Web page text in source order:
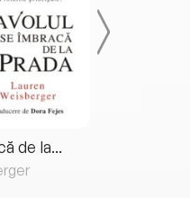
de la...